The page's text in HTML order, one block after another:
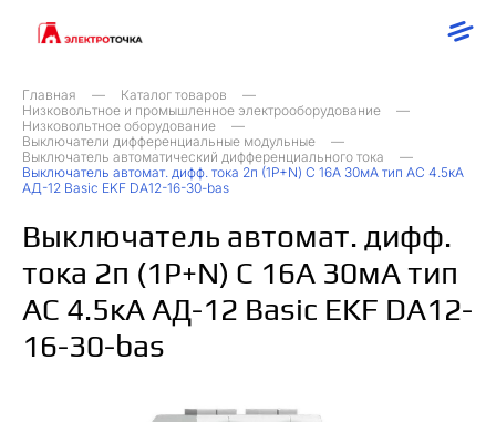
Главная
Каталог товаров
Низковольтное и промышленное электрооборудование
Низковольтное оборудование
Выключатели дифференциальные модульные
Выключатель автоматический дифференциального тока
Выключатель автомат. дифф. тока 2п (1P+N) C 16А 30мА тип AC 4.5кА
АД-12 Basic EKF DA12-16-30-bas
Выключатель автомат. дифф.
тока 2п (1P+N) C 16А 30мА тип
AC 4.5кА АД-12 Basic EKF DA12-
16-30-bas